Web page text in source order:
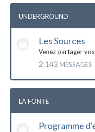
UNDERGROUND
Les Sources
Venez partager
2 143 MESSAGES
LA FONTE
Programme